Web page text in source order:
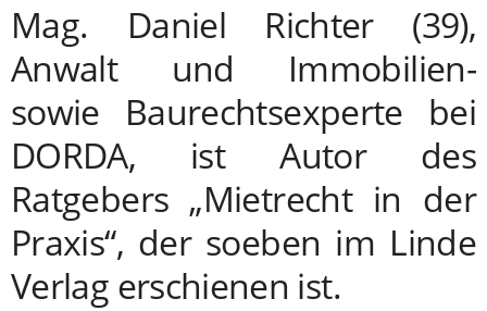
Mag. Daniel Richter (39),
Anwalt und Immobilien-
sowie Baurechtsexperte bei
DORDA, ist Autor des
Ratgebers „Mietrecht in der
Praxis“, der soeben im Linde
Verlag erschienen ist.